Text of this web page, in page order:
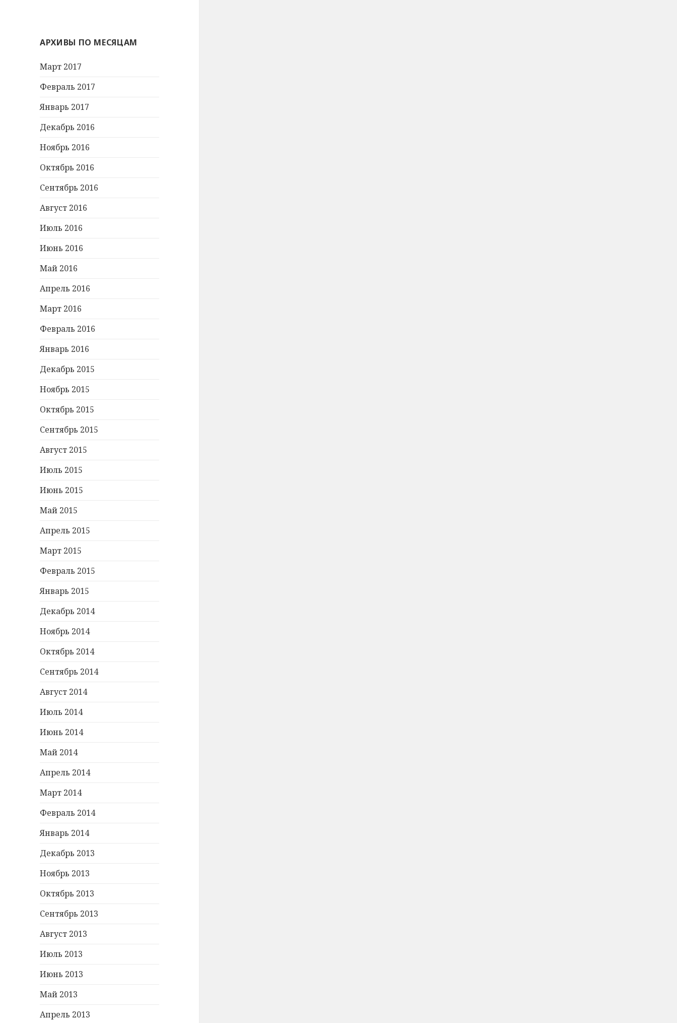
АРХИВЫ ПО МЕСЯЦАМ
Март 2017
Февраль 2017
Январь 2017
Декабрь 2016
Ноябрь 2016
Октябрь 2016
Сентябрь 2016
Август 2016
Июль 2016
Июнь 2016
Май 2016
Апрель 2016
Март 2016
Февраль 2016
Январь 2016
Декабрь 2015
Ноябрь 2015
Октябрь 2015
Сентябрь 2015
Август 2015
Июль 2015
Июнь 2015
Май 2015
Апрель 2015
Март 2015
Февраль 2015
Январь 2015
Декабрь 2014
Ноябрь 2014
Октябрь 2014
Сентябрь 2014
Август 2014
Июль 2014
Июнь 2014
Май 2014
Апрель 2014
Март 2014
Февраль 2014
Январь 2014
Декабрь 2013
Ноябрь 2013
Октябрь 2013
Сентябрь 2013
Август 2013
Июль 2013
Июнь 2013
Май 2013
Апрель 2013